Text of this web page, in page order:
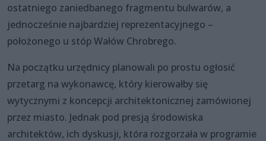
ostatniego zaniedbanego fragmentu bulwarów, a
jednocześnie najbardziej reprezentacyjnego –
położonego u stóp Wałów Chrobrego.
Na początku urzędnicy planowali po prostu ogłosić
przetarg na wykonawcę, który kierowałby się
wytycznymi z koncepcji architektonicznej zamówionej
przez miasto. Jednak pod presją środowiska
architektów, ich dyskusji, która rozgorzała w programie